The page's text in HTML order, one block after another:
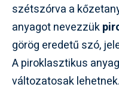
szétszórva a
anyagot nevezzük
görög eredetű szó,
A piroklasztikus
változatosak